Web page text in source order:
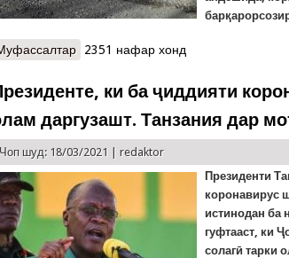
барқарорсоз
о Тадбирҳо барои таъмини
2351 нафар хонд
ки ба ҷиддияти
даргузашт. Танзания дар
Чоп шуд: 18/03/2021 |redaktor
Президенти
коронавирус
истинодан ба
гуфтааст, ки
солагӣ тарки